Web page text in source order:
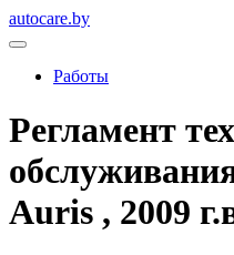
autocare.by
Работы
Регламент
Auris , 2009